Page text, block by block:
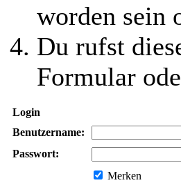
worden sein
Du rufst
Formular
Login
Benutzername:
Passwort:
Merken